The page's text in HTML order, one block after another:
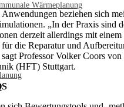
Wärmeplanung
beziehen sich
„In der Praxis sind
derzeit allerdings mit einem
die Reparatur und
Professor Volker Coors von
(HFT) Stuttgart.